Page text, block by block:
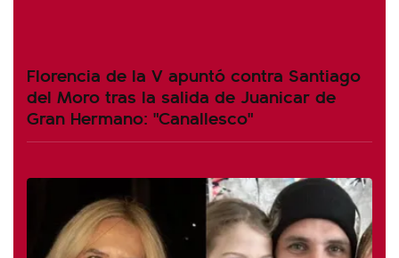
Florencia de la V apuntó contra Santiago
del Moro tras la salida de Juanicar de
Gran Hermano: "Canallesco"